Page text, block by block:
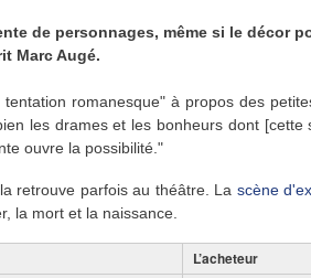
de personnages, même si le décor
Marc Augé.
romanesque" à propos des
les drames et les bonheurs dont
ouvre la possibilité."
retrouve parfois au théâtre. La scène
la mort et la naissance.
L’acheteur